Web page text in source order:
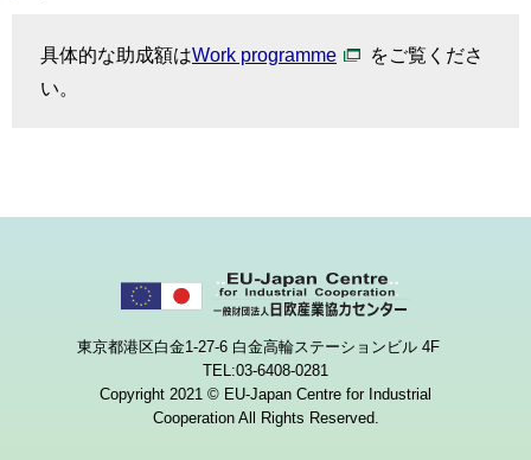
具体的な助成額はWork programme
をご覧くださ
い。
東京都港区白金1-27-6 白金高輪ステーションビル 4F
TEL:03-6408-0281
Copyright 2021 © EU-Japan Centre for Industrial
Cooperation All Rights Reserved.